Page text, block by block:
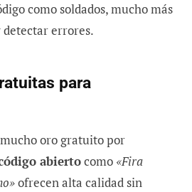
como soldados, mucho más
errores.
para
oro gratuito por
abiertocomo «Fira
ofrecen alta calidad sin